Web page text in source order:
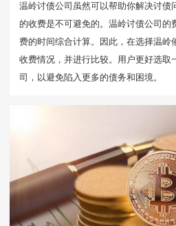
温岭讨债公司虽然可以帮助你解决讨债
的收费是不可避免的。温岭讨债公司的
费的时间综合计算。因此，在选择温岭
收费情况，并进行比较。用户更好选取
司，以避免陷入更多的债务和困境。